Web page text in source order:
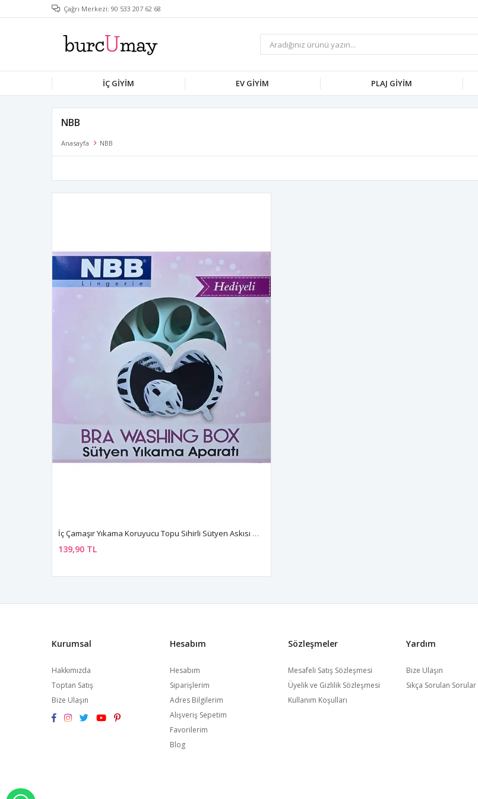
Çağrı Merkezi: 90 533 207 62 68
İÇ GIYIM EV GIYIM PLAJ GIYIM
NBB
Anasayfa NBB
İç Çamaşır Yıkama Koruyucu Topu Sihirli Sütyen Askısı Gizleme Aparatı Hediyeli
139,90 TL
Kurumsal
Hakkımızda
Toptan Satış
Bize Ulaşın
Hesabım
Hesabım
Siparişlerim
Adres Bilgilerim
Alışveriş Sepetim
Favorilerim
Blog
Sözleşmeler
Mesafeli Satış Sözleşmesi
Üyelik ve Gizlilik Sözleşmesi
Kullanım Koşulları
Yardım
Bize Ulaşın
Sıkça Sorulan Sorular